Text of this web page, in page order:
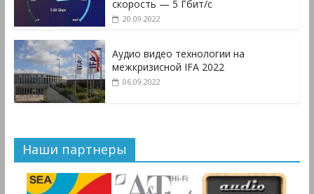
скорость — 5 Гбит/с
20.09.2022
Аудио видео технологии на
межкризисной IFA 2022
06.09.2022
Наши партнеры